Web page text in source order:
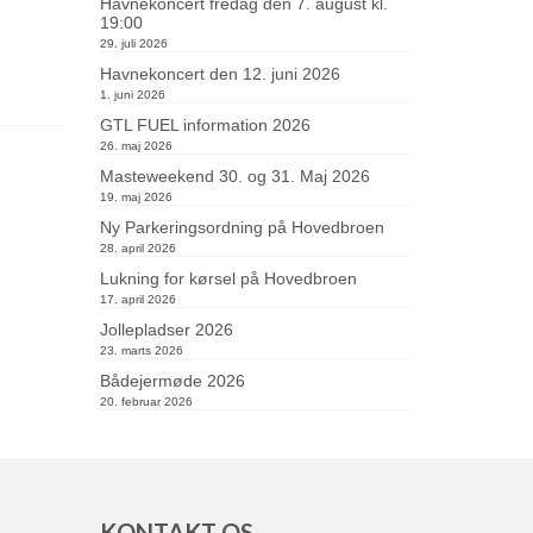
Havnekoncert fredag den 7. august kl.
19:00
29. juli 2026
Havnekoncert den 12. juni 2026
1. juni 2026
GTL FUEL information 2026
26. maj 2026
Masteweekend 30. og 31. Maj 2026
19. maj 2026
Ny Parkeringsordning på Hovedbroen
28. april 2026
Lukning for kørsel på Hovedbroen
17. april 2026
Jollepladser 2026
23. marts 2026
Bådejermøde 2026
20. februar 2026